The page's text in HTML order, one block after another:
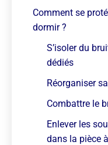
Comment se
dormir ?
S’isoler du
dédiés
Réorganiser
Combattre le
Enlever les
dans la pièce